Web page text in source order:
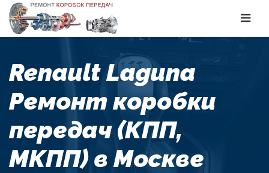
Toggle
Renault Laguna
Ремонт коробки
передач (КПП,
МКПП) в Москве